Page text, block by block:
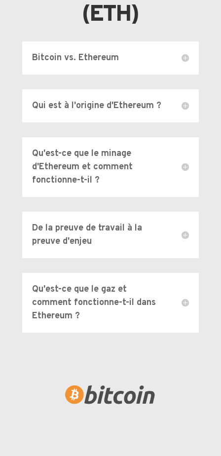
(ETH)
Bitcoin vs. Ethereum
Qui est à l'origine d'Ethereum ?
Qu'est-ce que le minage
d'Ethereum et comment
fonctionne-t-il ?
De la preuve de travail à la
preuve d'enjeu
Qu'est-ce que le gaz et
comment fonctionne-t-il dans
Ethereum ?